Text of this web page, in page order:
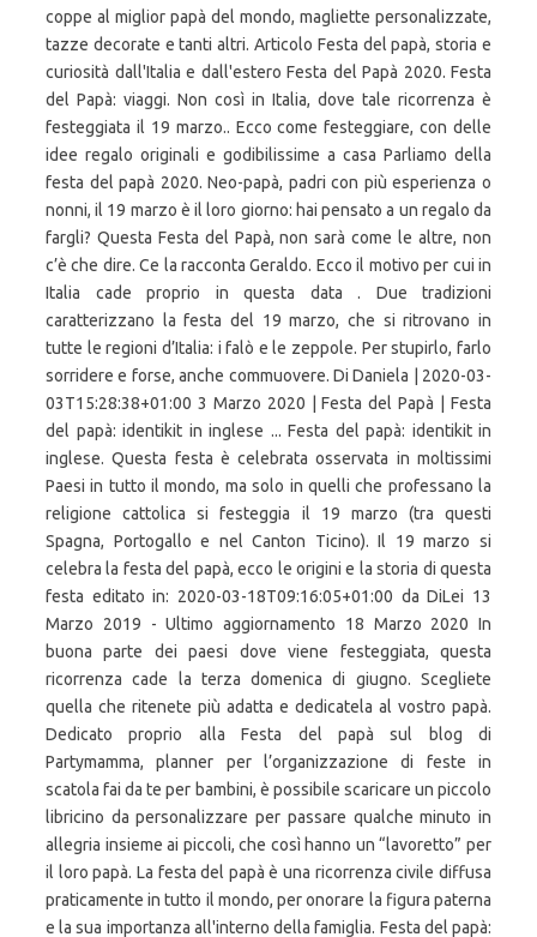
coppe al miglior papà del mondo, magliette personalizzate,
tazze decorate e tanti altri. Articolo Festa del papà, storia e
curiosità dall'Italia e dall'estero Festa del Papà 2020. Festa
del Papà: viaggi. Non così in Italia, dove tale ricorrenza è
festeggiata il 19 marzo.. Ecco come festeggiare, con delle
idee regalo originali e godibilissime a casa Parliamo della
festa del papà 2020. Neo-papà, padri con più esperienza o
nonni, il 19 marzo è il loro giorno: hai pensato a un regalo da
fargli? Questa Festa del Papà, non sarà come le altre, non
c’è che dire. Ce la racconta Geraldo. Ecco il motivo per cui in
Italia cade proprio in questa data . Due tradizioni
caratterizzano la festa del 19 marzo, che si ritrovano in
tutte le regioni d’Italia: i falò e le zeppole. Per stupirlo, farlo
sorridere e forse, anche commuovere. Di Daniela | 2020-03-
03T15:28:38+01:00 3 Marzo 2020 | Festa del Papà | Festa
del papà: identikit in inglese ... Festa del papà: identikit in
inglese. Questa festa è celebrata osservata in moltissimi
Paesi in tutto il mondo, ma solo in quelli che professano la
religione cattolica si festeggia il 19 marzo (tra questi
Spagna, Portogallo e nel Canton Ticino). Il 19 marzo si
celebra la festa del papà, ecco le origini e la storia di questa
festa editato in: 2020-03-18T09:16:05+01:00 da DiLei 13
Marzo 2019 - Ultimo aggiornamento 18 Marzo 2020 In
buona parte dei paesi dove viene festeggiata, questa
ricorrenza cade la terza domenica di giugno. Scegliete
quella che ritenete più adatta e dedicatela al vostro papà.
Dedicato proprio alla Festa del papà sul blog di
Partymamma, planner per l’organizzazione di feste in
scatola fai da te per bambini, è possibile scaricare un piccolo
libricino da personalizzare per passare qualche minuto in
allegria insieme ai piccoli, che così hanno un “lavoretto” per
il loro papà. La festa del papà è una ricorrenza civile diffusa
praticamente in tutto il mondo, per onorare la figura paterna
e la sua importanza all'interno della famiglia. Festa del papà: